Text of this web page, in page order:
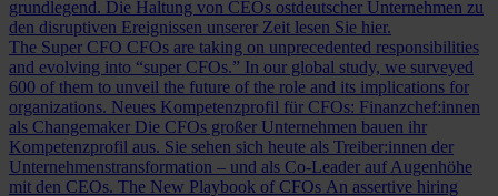
grundlegend. Die Haltung von CEOs ostdeutscher Unternehmen zu
den disruptiven Ereignissen unserer Zeit lesen Sie hier.
The Super CFO CFOs are taking on unprecedented responsibilities
and evolving into “super CFOs.” In our global study, we surveyed
600 of them to unveil the future of the role and its implications for
organizations. Neues Kompetenzprofil für CFOs: Finanzchef:innen
als Changemaker Die CFOs großer Unternehmen bauen ihr
Kompetenzprofil aus. Sie sehen sich heute als Treiber:innen der
Unternehmenstransformation – und als Co-Leader auf Augenhöhe
mit den CEOs. The New Playbook of CFOs An assertive hiring